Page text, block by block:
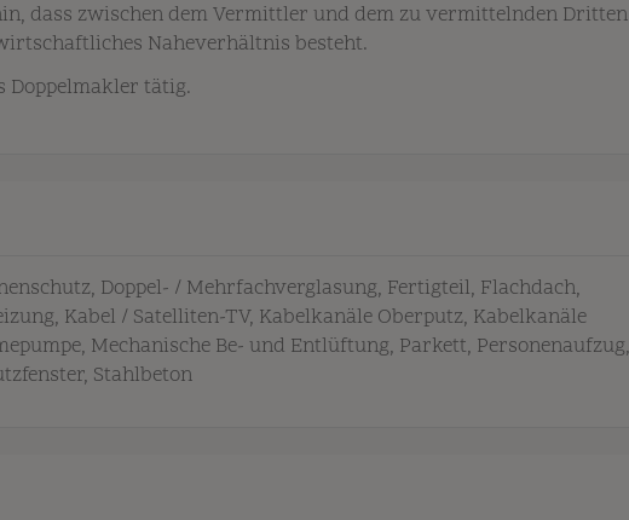
dass zwischen dem Vermittler und dem zu vermittelnden Dritten
Naheverhältnis besteht.
Doppelmakler tätig.
Doppel- / Mehrfachverglasung Fertigteil Flachdach
Kabel / Satelliten-TV Kabelkanäle Oberputz Kabelkanäle
Mechanische Be- und Entlüftung Parkett Personenaufzug
Stahlbeton